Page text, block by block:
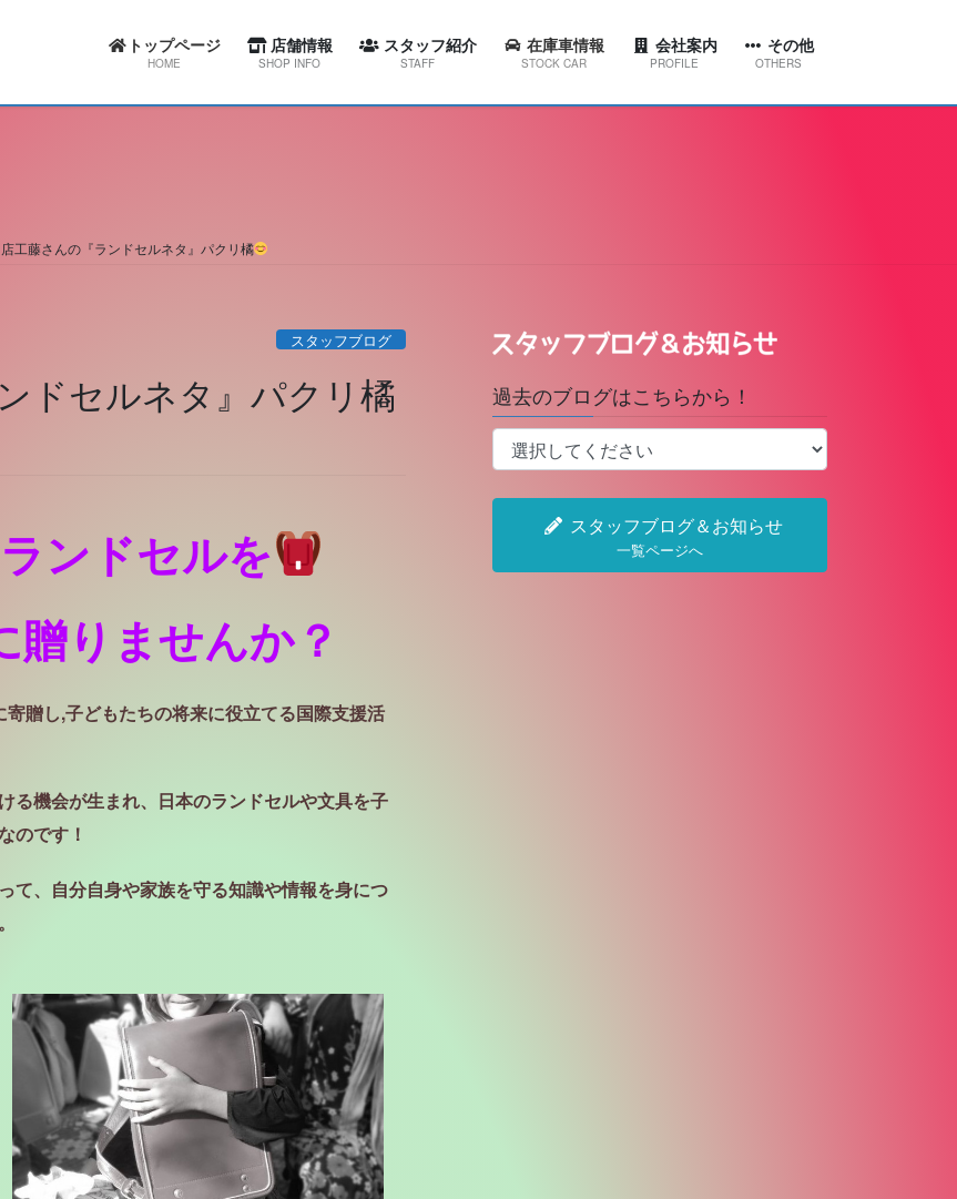
トップページ
HOME
店舗情報
SHOP INFO
カーセブン札幌東店
カーセブン江別文京台店
屯田整備工場
スタッフ紹介
STAFF
スワローコーポレーション
カーセブン帯広柏林台店
在庫車情報
STOCK CAR
会社案内
PROFILE
代表挨拶
その他
OTHERS
スタッフブログ＆お知らせ
工藤さんの『ランドセルネタ』パクリ橘
スタッフブログ
ドセルネタ』パクリ橘
ンドセルを
りませんか？
贈し,子どもたちの将来に役立てる国際支援活
る機会が生まれ、日本のランドセルや文具を子
のです！
て、自分自身や家族を守る知識や情報を身につ
るそうです。
過去のブログはこちらから！
スタッフブログ＆お知らせ
一覧ページへ